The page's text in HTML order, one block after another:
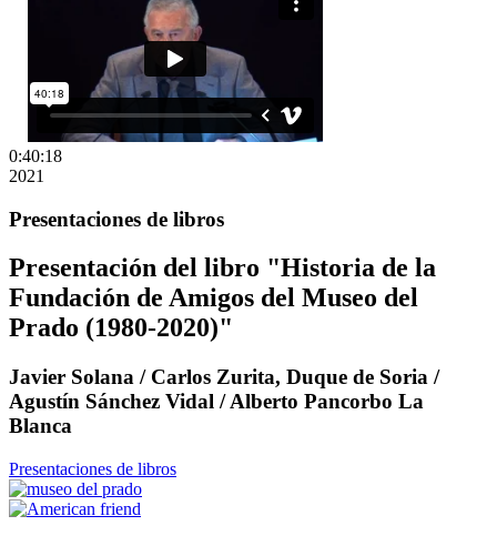
0:40:18
2021
Presentaciones de libros
Presentación del libro "Historia de la
Fundación de Amigos del Museo del
Prado (1980-2020)"
Javier Solana / Carlos Zurita, Duque de Soria /
Agustín Sánchez Vidal / Alberto Pancorbo La
Blanca
Presentaciones de libros